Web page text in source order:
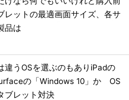
レットの最適画面サイズ、各サ
品は
違うOSを選ぶのもありiPadの
の「Windows 10」か OS
ブレット対決